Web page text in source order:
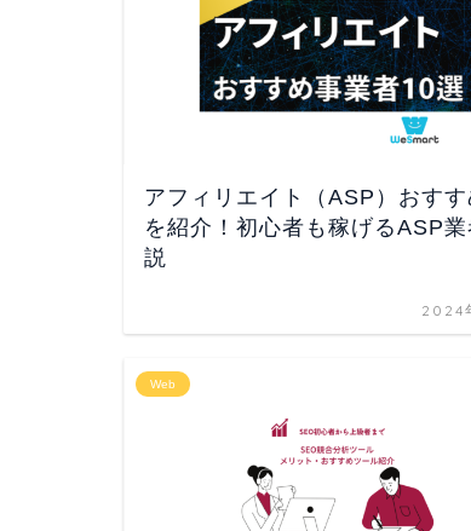
アフィリエイト（ASP）おすす
を紹介！初心者も稼げるASP
説
2024
Web